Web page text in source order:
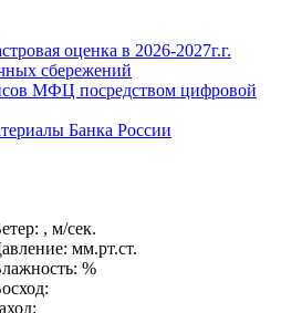
оценка в 2026-2027г.г.
сбережений
МФЦ посредством цифровой
Банка России
, м/сек.
мм.рт.ст.
%